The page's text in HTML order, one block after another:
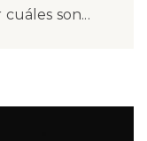
son...